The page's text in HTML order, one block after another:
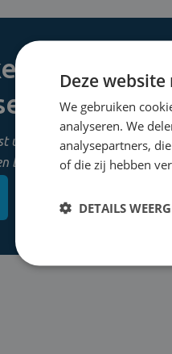
Vraag
aan
uit Mechelen. Wij zorgen
bedrijven in Vlaanderen.
Deze
We gebruiken
analyseren. We
analysepartners,
of die zij hebben
DETAILS